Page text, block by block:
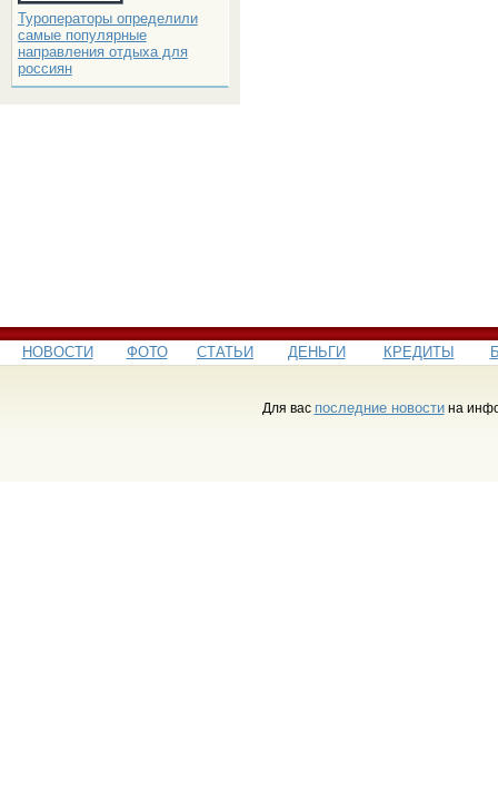
Туроператоры определили
самые популярные
направления отдыха для
россиян
НОВОСТИ ФОТО СТАТЬИ ДЕНЬГИ КРЕДИТЫ
Для вас последние новостина